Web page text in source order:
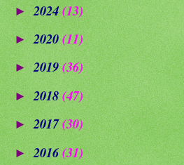
►2024(13)
►2020(11)
►2019(36)
►2018(47)
►2017(30)
►2016(31)